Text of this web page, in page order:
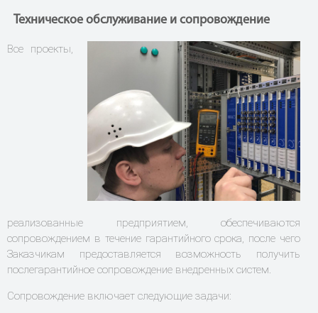
Техническое обслуживание и сопровождение
Все проекты,
реализованные предприятием, обеспечиваются
сопровождением в течение гарантийного срока, после чего
Заказчикам предоставляется возможность получить
послегарантийное сопровождение внедренных систем.
Сопровождение включает следующие задачи: